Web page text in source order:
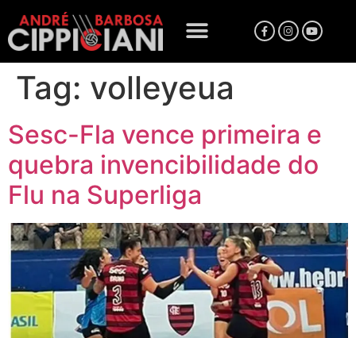
Tag: volleyeua
Sesc-Fla vence primeira e
quebra invencibilidade do
Flu na Superliga